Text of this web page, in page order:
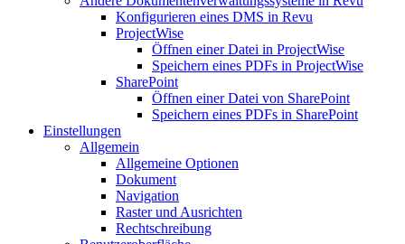
Konfigurieren eines DMS in Revu
ProjectWise
Öffnen einer Datei in ProjectWise
Speichern eines PDFs in ProjectWise
SharePoint
Öffnen einer Datei von SharePoint
Speichern eines PDFs in SharePoint
Einstellungen
Allgemein
Allgemeine Optionen
Dokument
Navigation
Raster und Ausrichten
Rechtschreibung